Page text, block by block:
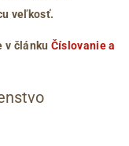
veľkosť.
v článku Číslovanie a